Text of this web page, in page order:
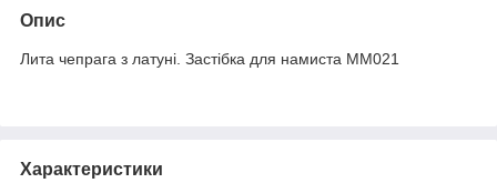
Опис
Лита чепрага з латуні. Застібка для намиста MM021
Характеристики